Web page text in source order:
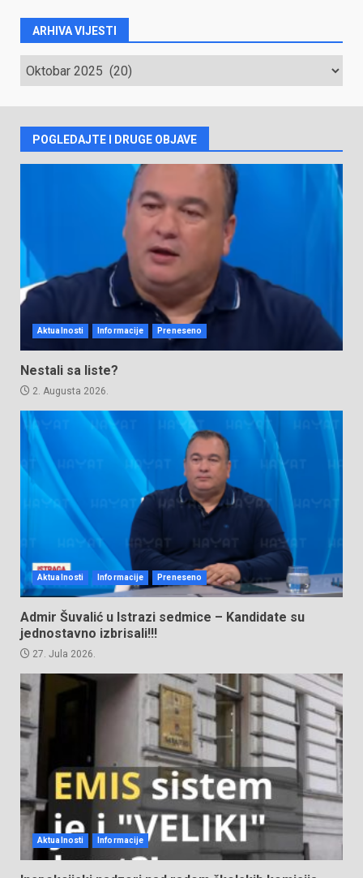
ARHIVA VIJESTI
ARHIVA
VIJESTI
POGLEDAJTE I DRUGE OBJAVE
Aktualnosti Informacije Preneseno
Nestali sa liste?
2. Augusta 2026.
Aktualnosti Informacije Preneseno
Admir Šuvalić u Istrazi sedmice – Kandidate su
jednostavno izbrisali!!!
27. Jula 2026.
Aktualnosti Informacije